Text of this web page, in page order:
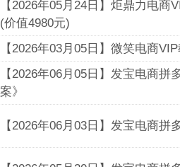
【2026年05月24日】炬鼎力电
(价值4980元)
【2026年03月05日】微笑电商
【2026年06月05日】发宝电商
案》
【2026年06月03日】发宝电商